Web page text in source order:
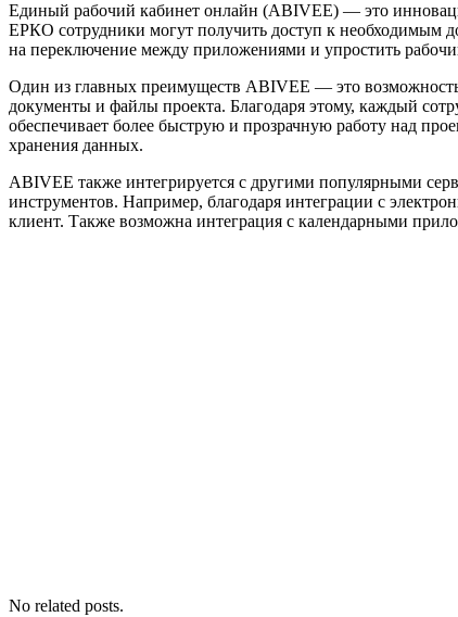
Единый рабочий кабинет онлайн (ABIVEE) — это
ЕРКО сотрудники могут получить доступ к необходимым
на переключение между приложениями и упростить
Один из главных преимуществ ABIVEE — это
документы и файлы проекта. Благодаря этому, каждый
обеспечивает более быструю и прозрачную работу над
хранения данных.
ABIVEE также интегрируется с другими популярными
инструментов. Например, благодаря интеграции с
клиент. Также возможна интеграция с календарными
No related posts.